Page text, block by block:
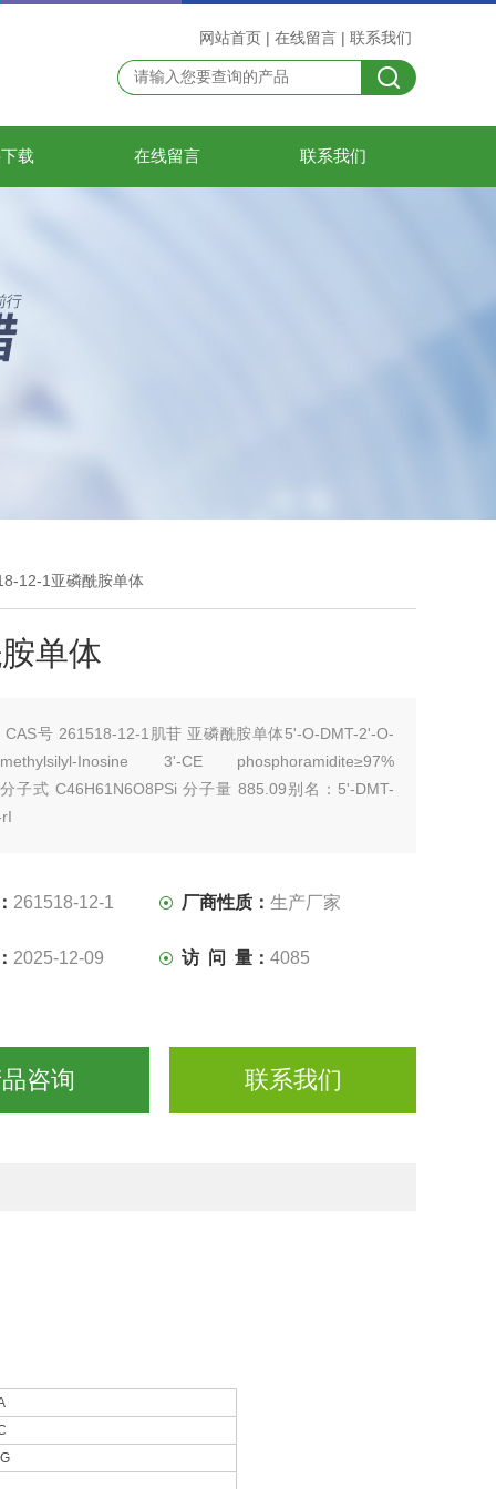
网站首页 | 在线留言 | 联系我们
载 在线留言 联系我们
12-1亚磷酰胺单体
单体
CAS号 261518-12-1肌苷 亚磷酰胺单体5'-O-DMT-2'-O-
Inosine 3'-CE phosphoramidite≥97%
分子式 C46H61N6O8PSi 分子量 885.09别名：5'-DMT-
261518-12-1 厂商性质：生产厂家
2025-12-09 访 问 量：4085
咨询 联系我们